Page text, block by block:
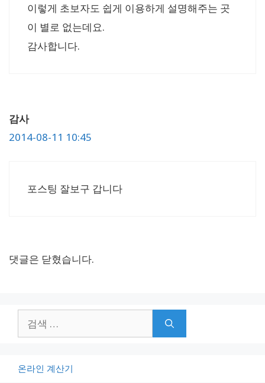
이렇게 초보자도 쉽게 이용하게 설명해주는 곳
이 별로 없는데요.
감사합니다.
감사
2014-08-11 10:45
포스팅 잘보구 갑니다
댓글은 닫혔습니다.
온라인 계산기